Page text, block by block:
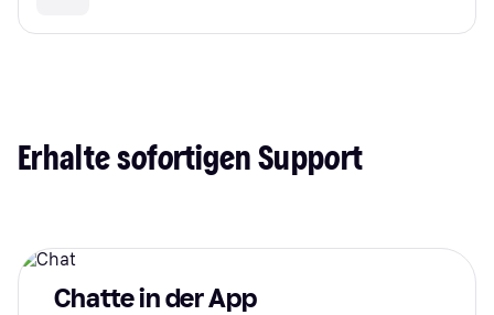
Erhalte sofortigen Support
Chatte in der App